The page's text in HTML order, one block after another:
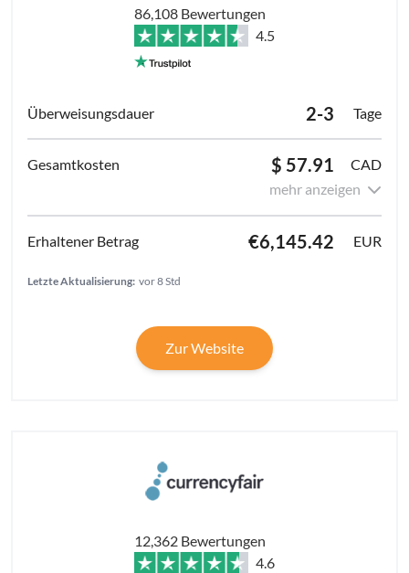
86,108 Bewertungen
4.5
2-3 Tage
$ 57.91
CAD
mehr anzeigen
€6,145.42 EUR
Letzte Aktualisierung: vor 8 Std
Zur Website
12,362 Bewertungen
4.6